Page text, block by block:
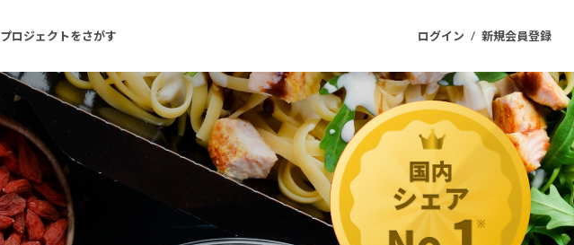
ログイン / 新規会員登録
プロジェクトをさがす
募集終了が近いプロジェクト もうすぐ公開されます
舞台・パフォーマンス プロダクト